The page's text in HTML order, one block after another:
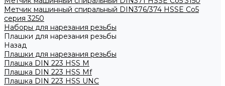
Метчик машинный спиральный DIN376/374 HSSE Co5
серия 3250
Наборы для нарезания резьбы
Плашки для нарезания резьбы
Назад
Плашки для нарезания резьбы
Плашка DIN 223 HSS M
Плашка DIN 223 HSS Mf
Плашка DIN 223 HSS UNC